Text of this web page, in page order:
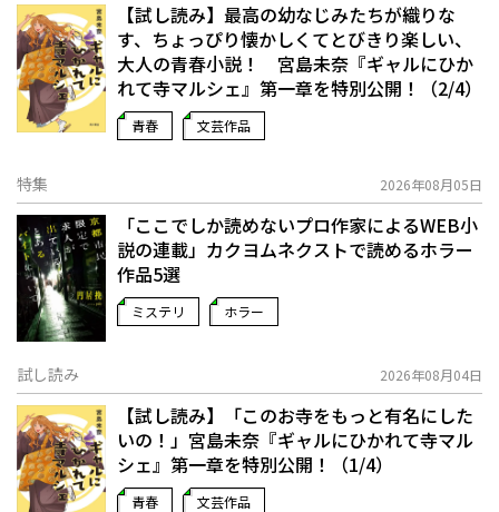
【試し読み】最高の幼なじみたちが織りな
す、ちょっぴり懐かしくてとびきり楽しい、
大人の青春小説！ 宮島未奈『ギャルにひか
れて寺マルシェ』第一章を特別公開！（2/4）
青春 文芸作品
特集 2026年08月05日
「ここでしか読めないプロ作家によるWEB小
説の連載」――カクヨムネクストで読めるホラー
作品5選
ミステリ ホラー
試し読み 2026年08月04日
【試し読み】「このお寺をもっと有名にした
いの！」宮島未奈『ギャルにひかれて寺マル
シェ』第一章を特別公開！（1/4）
青春 文芸作品